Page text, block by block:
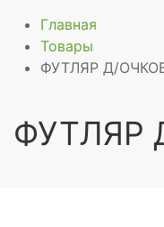
Главная
Товары
ФУТЛЯР Д/
ФУТЛЯР